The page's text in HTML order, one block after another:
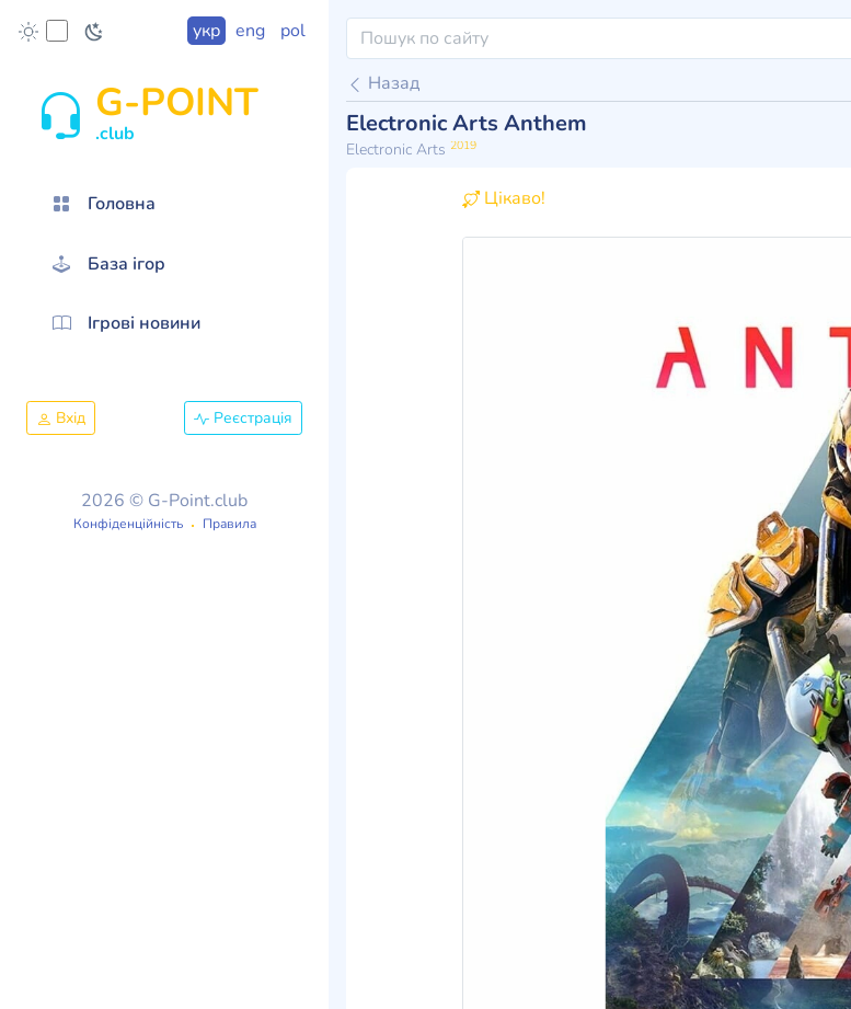
укр eng pol
G-POINT
.club
Головна
База ігор
Ігрові новини
Вхід Реєстрація
2026 © G-Point.club
Конфіденційність Правила
Назад
Electronic Arts Anthem
Electronic Arts 2019
Цікаво!